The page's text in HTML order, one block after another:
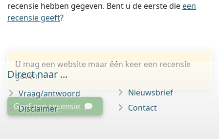
recensie hebben gegeven. Bent u de eerste die een
recensie geeft?
U mag een website maar één keer een recensie
geven.
Geef een recensie
Direct naar ...
Vraag/antwoord
Disclaimer
Nieuwsbrief
Contact